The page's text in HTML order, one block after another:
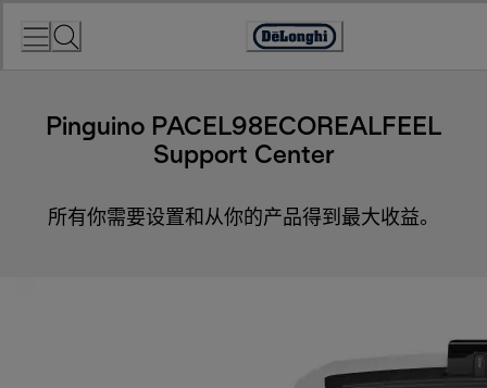
Accessibility
Pinguino PACEL98ECOREALFEEL
Support Center
所有你需要设置和从你的产品得到最大收益。